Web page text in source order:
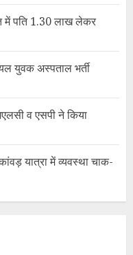
में पति 1.30 लाख लेकर
युवक अस्पताल भर्ती
व एसपी ने किया
यात्रा में व्यवस्था चाक-